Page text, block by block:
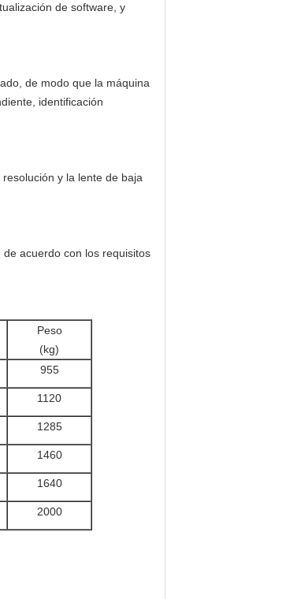
de software, y
de modo que la máquina
identificación
y la lente de baja
acuerdo con los requisitos
Peso
(kg)
955
1120
1285
1460
1640
2000